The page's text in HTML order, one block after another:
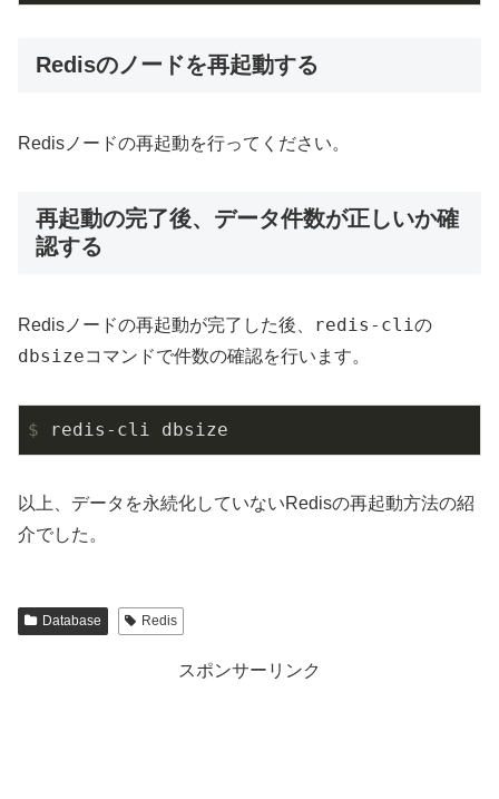
Redisのノードを再起動する
Redisノードの再起動を行ってください。
再起動の完了後、データ件数が正しいか確
認する
Redisノードの再起動が完了した後、 redis-cliの
dbsizeコマンドで件数の確認を行います。
$ redis-cli dbsize
以上、データを永続化していないRedisの再起動方法の紹
介でした。
Database Redis
スポンサーリンク